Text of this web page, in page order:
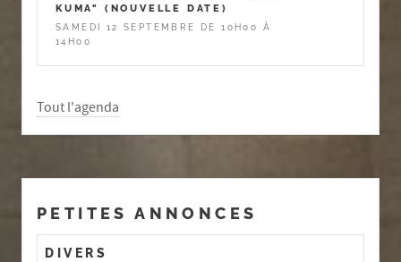
KUMA" (NOUVELLE DATE)
SAMEDI 12 SEPTEMBRE DE 10H00 À
14H00
Tout l'agenda
PETITES ANNONCES
DIVERS